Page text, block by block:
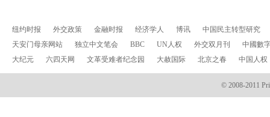
纽约时报 外交政策 金融时报 经济学人 博讯
中国民主转型研究
天安门母亲网站
独立中文笔会 BBC UN人权 外交双月刊
中國數
大纪元
六四天网 文革受难者纪念园 大赦国际 北京之春 中国人权
© 2008-2011